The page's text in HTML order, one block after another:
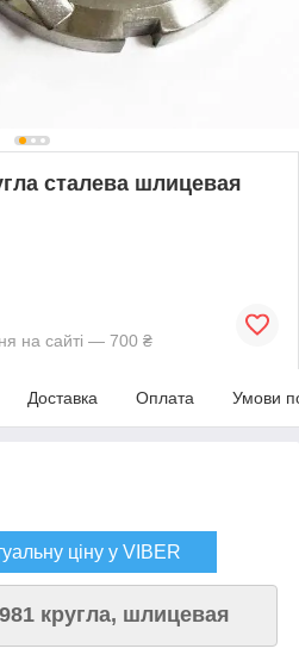
сталева шлицевая
на сайті — 700 ₴
Доставка Оплата Умови
ціну у VIBER
кругла, шлицевая